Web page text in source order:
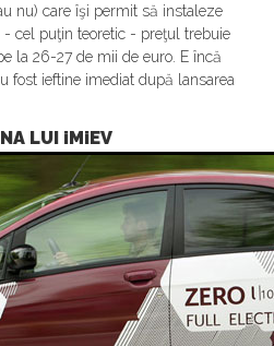
nu) care îşi permit să instaleze
cel puţin teoretic - preţul trebuie
la 26-27 de mii de euro. E încă
fost ieftine imediat după lansarea
LUI iMiEV